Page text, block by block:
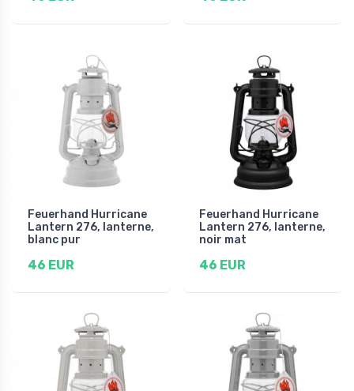
Feuerhand Hurricane
Lantern 276, lanterne,
blanc pur
46 EUR
Feuerhand Hurricane
Lantern 276, lanterne,
noir mat
46 EUR